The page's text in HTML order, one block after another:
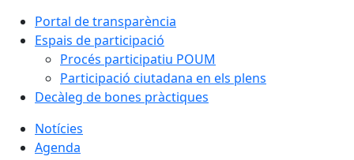
Portal de transparència
Espais de participació
Procés participatiu POUM
Participació ciutadana en els plens
Decàleg de bones pràctiques
Notícies
Agenda